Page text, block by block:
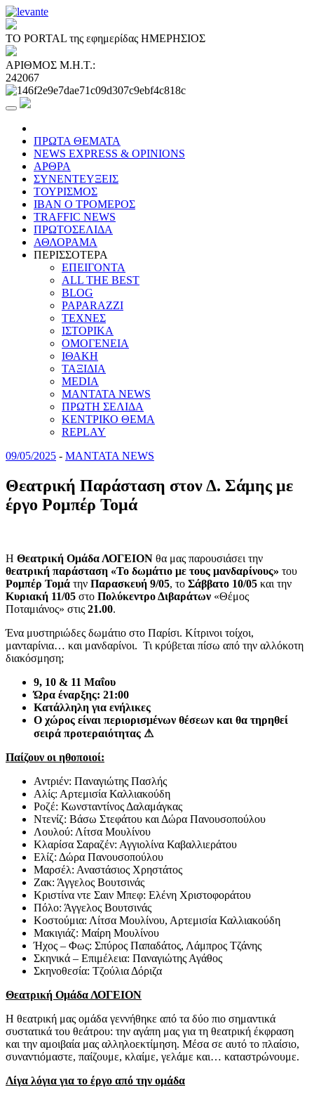
ΤΟ PORTAL της εφημερίδας ΗΜΕΡΗΣΙΟΣ
ΑΡΙΘΜΟΣ Μ.Η.Τ.:
242067
ΠΡΩΤΑ ΘΕΜΑΤΑ
NEWS EXPRESS & OPINIONS
ΑΡΘΡΑ
ΣΥΝΕΝΤΕΥΞΕΙΣ
ΤΟΥΡΙΣΜΟΣ
ΙΒΑΝ Ο ΤΡΟΜΕΡΟΣ
TRAFFIC NEWS
ΠΡΩΤΟΣΕΛΙΔΑ
ΑΘΛΟΡΑΜΑ
ΠΕΡΙΣΣΟΤΕΡΑ
ΕΠΕΙΓΟΝΤΑ
ALL THE BEST
BLOG
PAPARAZZI
ΤΕΧΝΕΣ
ΙΣΤΟΡΙΚΑ
ΟΜΟΓΕΝΕΙΑ
ΙΘΑΚΗ
ΤΑΞΙΔΙΑ
MEDIA
MANTATA NEWS
ΠΡΩΤΗ ΣΕΛΙΔΑ
ΚΕΝΤΡΙΚΟ ΘΕΜΑ
REPLAY
09/05/2025 - MANTATA NEWS
Θεατρική Παράσταση στον Δ. Σάμης με
έργο Ρομπέρ Τομά
Η Θεατρική Ομάδα ΛΟΓΕΙΟΝ θα μας παρουσιάσει την
θεατρική παράσταση «Το δωμάτιο με τους μανδαρίνους» του
Ρομπέρ Τομά την Παρασκευή 9/05, το Σάββατο 10/05 και την
Κυριακή 11/05 στο Πολύκεντρο Διβαράτων «Θέμος
Ποταμιάνος» στις 21.00.
Ένα μυστηριώδες δωμάτιο στο Παρίσι. Κίτρινοι τοίχοι,
μανταρίνια… και μανδαρίνοι. Τι κρύβεται πίσω από την αλλόκοτη
διακόσμηση;
9, 10 & 11 Μαΐου
Ώρα έναρξης: 21:00
Κατάλληλη για ενήλικες
Ο χώρος είναι περιορισμένων θέσεων και θα τηρηθεί
σειρά προτεραιότητας ⚠
Παίζουν οι ηθοποιοί:
Αντριέν: Παναγιώτης Πασλής
Αλίς: Αρτεμισία Καλλιακούδη
Ροζέ: Κωνσταντίνος Δαλαμάγκας
Ντενίζ: Βάσω Στεφάτου και Δώρα Πανουσοπούλου
Λουλού: Λίτσα Μουλίνου
Κλαρίσα Σαραζέν: Αγγιολίνα Καβαλλιεράτου
Ελίζ: Δώρα Πανουσοπούλου
Μαρσέλ: Αναστάσιος Χρηστάτος
Ζακ: Άγγελος Βουτσινάς
Κριστίνα ντε Σαιν Μπεφ: Ελένη Χριστοφοράτου
Πόλο: Άγγελος Βουτσινάς
Κοστούμια: Λίτσα Μουλίνου, Αρτεμισία Καλλιακούδη
Μακιγιάζ: Μαίρη Μουλίνου
Ήχος – Φως: Σπύρος Παπαδάτος, Λάμπρος Τζάνης
Σκηνικά – Επιμέλεια: Παναγιώτης Αγάθος
Σκηνοθεσία: Τζούλια Δόριζα
Θεατρική Ομάδα ΛΟΓΕΙΟΝ
Η θεατρική μας ομάδα γεννήθηκε από τα δύο πιο σημαντικά
συστατικά του θεάτρου: την αγάπη μας για τη θεατρική έκφραση
και την αμοιβαία μας αλληλοεκτίμηση. Μέσα σε αυτό το πλαίσιο,
συναντιόμαστε, παίζουμε, κλαίμε, γελάμε και… καταστρώνουμε.
Λίγα λόγια για το έργο από την ομάδα